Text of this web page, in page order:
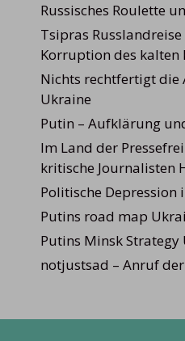
Russisches Roulette
Tsipras
Korruption des kalten
Nichts rechtfertigt die
Ukraine
Putin – Aufklärung
Im Land der
kritische Journalisten
Politische Depression
Putins road map
Putins Minsk Strategy
notjustsad – Anruf